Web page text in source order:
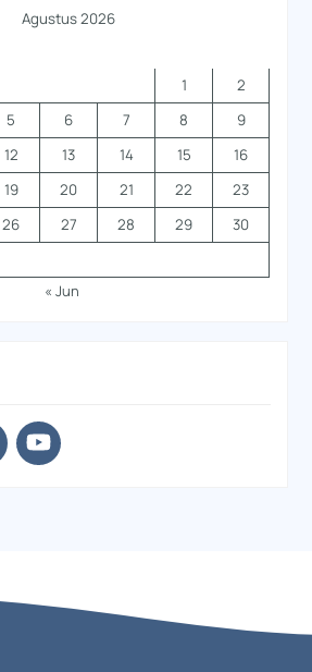
Agustus 2026
1
2
5 6 7 8
9
12 13 14 15
16
19 20 21 22
23
26 27 28 29
30
« Jun